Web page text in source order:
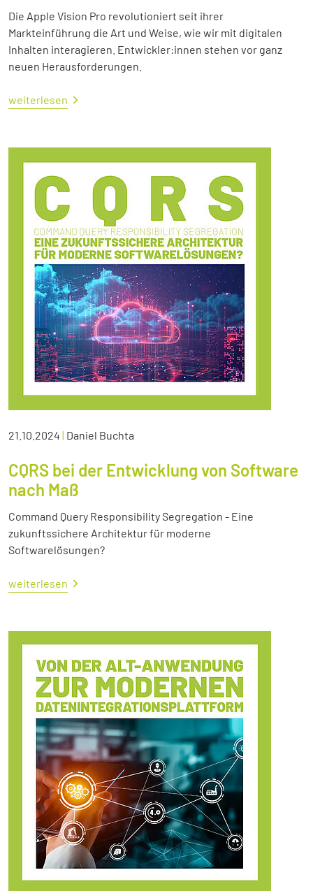
Die Apple Vision Pro revolutioniert seit ihrer
Markteinführung die Art und Weise, wie wir mit digitalen
Inhalten interagieren. Entwickler:innen stehen vor ganz
neuen Herausforderungen.
weiterlesen
21.10.2024 | Daniel Buchta
CQRS bei der Entwicklung von Software
nach Maß
Command Query Responsibility Segregation - Eine
zukunftssichere Architektur für moderne
Softwarelösungen?
weiterlesen